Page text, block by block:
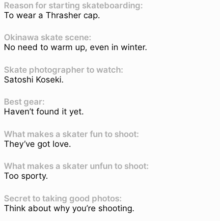
Reason for starting skateboarding:
To wear a Thrasher cap.
Okinawa skate scene:
No need to warm up, even in winter.
Skate photographer to watch:
Satoshi Koseki.
Best gear:
Haven’t found it yet.
What makes a skater fun to shoot:
They’ve got love.
What makes a skater unfun to shoot:
Too sporty.
Secret to taking good photos:
Think about why you’re shooting.